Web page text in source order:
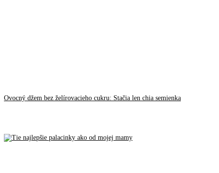
Ovocný džem bez želírovacieho cukru: Stačia len chia semienka